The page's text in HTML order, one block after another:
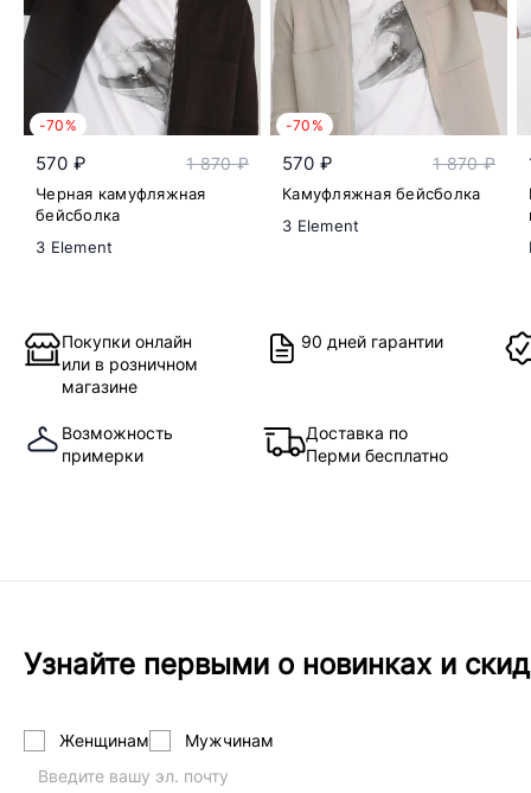
-70%
570 ₽ 1 870 ₽
Черная камуфляжная
бейсболка
3 Element
-70%
570 ₽ 1 870 ₽
Камуфляжная бейсболка
3 Element
Покупки онлайн
или в розничном
магазине
90 дней гарантии
Возможность
примерки
Доставка по
Перми бесплатно
Узнайте первыми о новинках и
Женщинам Мужчинам